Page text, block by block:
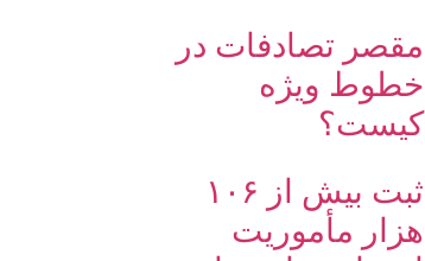
مقصر تصادفات در
خطوط ویژه
کیست؟
ثبت بیش از ۱۰۶
هزار مأموریت